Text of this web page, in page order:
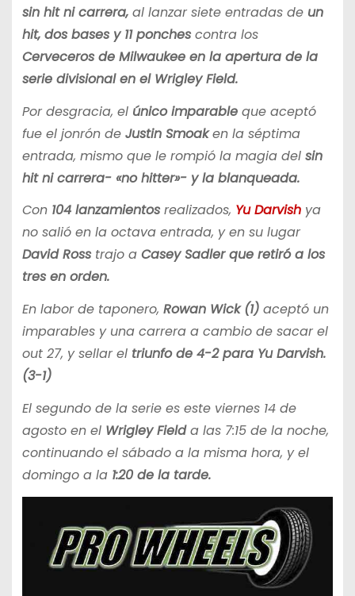
sin hit ni carrera,al lanzar siete entradas de un
hit, dos bases y 11 ponchescontra los
Cerveceros de Milwaukee en la apertura de la
serie divisional en el Wrigley Field.
Por desgracia, el único imparableque aceptó
fue el jonrón de Justin Smoaken la séptima
entrada, mismo que le rompió la magia del sin
hit ni carrera- «no hitter»- y la blanqueada.
Con 104 lanzamientosrealizados, Yu Darvishya
no salió en la octava entrada, y en su lugar
David Rosstrajo a Casey Sadler que retiró a los
tres en orden.
En labor de taponero, Rowan Wick (1)aceptó un
imparables y una carrera a cambio de sacar el
out 27, y sellar el triunfo de 4-2 para Yu Darvish.
(3-1)
El segundo de la serie es este viernes 14 de
agosto en el Wrigley Fielda las 7:15 de la noche,
continuando el sábado a la misma hora, y el
domingo a la 1:20 de la tarde.